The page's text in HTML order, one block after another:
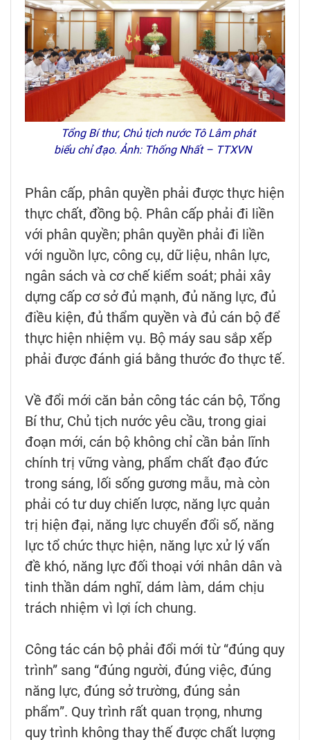
Tổng Bí thư, Chủ tịch nước Tô Lâm phát
biểu chỉ đạo. Ảnh: Thống Nhất – TTXVN
Phân cấp, phân quyền phải được thực hiện
thực chất, đồng bộ. Phân cấp phải đi liền
với phân quyền; phân quyền phải đi liền
với nguồn lực, công cụ, dữ liệu, nhân lực,
ngân sách và cơ chế kiểm soát; phải xây
dựng cấp cơ sở đủ mạnh, đủ năng lực, đủ
điều kiện, đủ thẩm quyền và đủ cán bộ để
thực hiện nhiệm vụ. Bộ máy sau sắp xếp
phải được đánh giá bằng thước đo thực tế.
Về đổi mới căn bản công tác cán bộ, Tổng
Bí thư, Chủ tịch nước yêu cầu, trong giai
đoạn mới, cán bộ không chỉ cần bản lĩnh
chính trị vững vàng, phẩm chất đạo đức
trong sáng, lối sống gương mẫu, mà còn
phải có tư duy chiến lược, năng lực quản
trị hiện đại, năng lực chuyển đổi số, năng
lực tổ chức thực hiện, năng lực xử lý vấn
đề khó, năng lực đối thoại với nhân dân và
tinh thần dám nghĩ, dám làm, dám chịu
trách nhiệm vì lợi ích chung.
Công tác cán bộ phải đổi mới từ “đúng quy
trình” sang “đúng người, đúng việc, đúng
năng lực, đúng sở trường, đúng sản
phẩm”. Quy trình rất quan trọng, nhưng
quy trình không thay thế được chất lượng